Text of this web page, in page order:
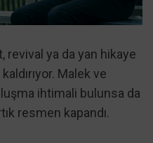
revival ya da yan hikaye
Malek ve
ihtimali bulunsa da
resmen kapandı.